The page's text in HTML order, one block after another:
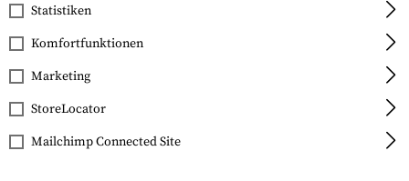
Vortex Optics
Diamondback Tactical
4-12x40 VMR-1
Statistiken
Komfortfunktionen
Marketing
StoreLocator
Mailchimp Connected Site